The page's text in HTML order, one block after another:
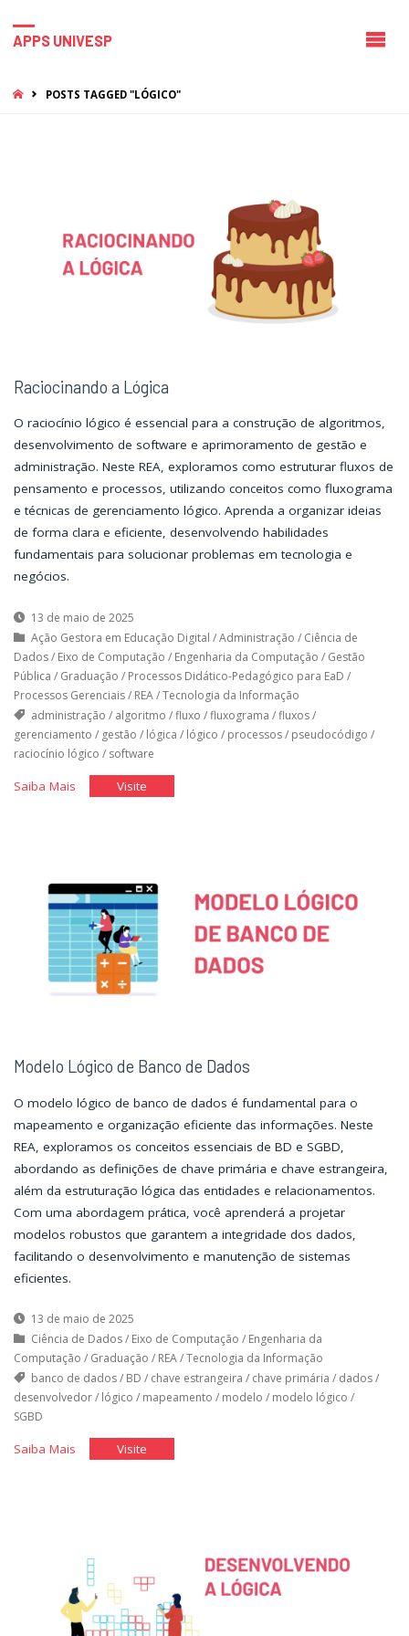
APPS UNIVESP
HOMEPOSTS TAGGED "LÓGICO"
Raciocinando a Lógica
O raciocínio lógico é essencial para a construção de algoritmos,
desenvolvimento de software e aprimoramento de gestão e
administração. Neste REA, exploramos como estruturar fluxos de
pensamento e processos, utilizando conceitos como fluxograma
e técnicas de gerenciamento lógico. Aprenda a organizar ideias
de forma clara e eficiente, desenvolvendo habilidades
fundamentais para solucionar problemas em tecnologia e
negócios.
13 de maio de 2025
Ação Gestora em Educação Digital /Administração / Ciência de
Dados/ Eixo de Computação / Engenharia da Computação / Gestão
Pública / Graduação / Processos Didático-Pedagógico para EaD /
Processos Gerenciais/ REA/Tecnologia da Informação
administração / algoritmo /fluxo /fluxograma /fluxos/
gerenciamento / gestão / lógica / lógico / processos/ pseudocódigo /
raciocínio lógico / software
Saiba Mais"Raciocinando
Visite"Raciocinando
Modelo Lógico de Banco de Dados
O modelo lógico de banco de dados é fundamental para o
mapeamento e organização eficiente das informações. Neste
REA, exploramos os conceitos essenciais de BD e SGBD,
abordando as definições de chave primária e chave estrangeira,
além da estruturação lógica das entidades e relacionamentos.
Com uma abordagem prática, você aprenderá a projetar
modelos robustos que garantem a integridade dos dados,
facilitando o desenvolvimento e manutenção de sistemas
eficientes.
13 de maio de 2025
Ciência de Dados/ Eixo de Computação / Engenharia da
Computação / Graduação / REA/Tecnologia da Informação
banco de dados/ BD / chave estrangeira / chave primária / dados/
desenvolvedor/ lógico / mapeamento / modelo / modelo lógico /
SGBD
Saiba Mais"Modelo
Dados"
Visite"Modelo